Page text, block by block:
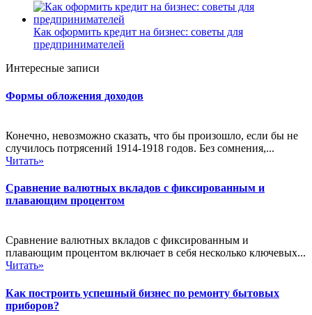
Как оформить кредит на бизнес: советы для
предпринимателей
Интересные записи
Формы обложения доходов
Конечно, невозможно сказать, что бы произошло, если бы не
случилось потрясений 1914-1918 годов. Без сомнения,...
Читать»
Сравнение валютных вкладов с фиксированным и
плавающим процентом
Сравнение валютных вкладов с фиксированным и
плавающим процентом включает в себя несколько ключевых...
Читать»
Как построить успешный бизнес по ремонту бытовых
приборов?